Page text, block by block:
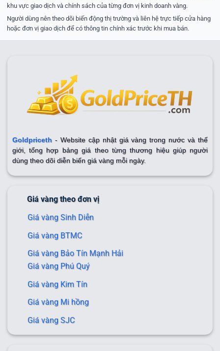
khu vực giao dịch và chính sách của từng đơn vị kinh doanh vàng.
Người dùng nên theo dõi biến động thị trường và liên hệ trực tiếp cửa hàng
hoặc đơn vị giao dịch để có thông tin chính xác trước khi mua bán.
Goldpriceth- Website cập nhật giá vàng trong nước và thế
giới, tổng hợp bảng giá theo từng thương hiệu giúp người
dùng theo dõi diễn biến giá vàng mỗi ngày.
Giá vàng theo đơn vị
Giá vàng Sinh Diễn
Giá vàng BTMC
Giá vàng Bảo Tín Mạnh Hải
Giá vàng Phú Quý
Giá vàng Kim Tín
Giá vàng Mi hồng
Giá vàng SJC